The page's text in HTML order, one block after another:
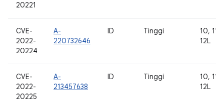
20221
CVE-
2022-
20224
A-
220732646
ID Tinggi
10, 11,
12L
CVE-
2022-
20225
A-
213457638
ID Tinggi
10, 11,
12L